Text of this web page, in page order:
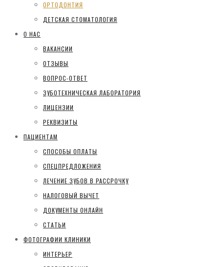
ОРТОДОНТИЯ
ДЕТСКАЯ СТОМАТОЛОГИЯ
О НАС
ВАКАНСИИ
ОТЗЫВЫ
ВОПРОС-ОТВЕТ
ЗУБОТЕХНИЧЕСКАЯ ЛАБОРАТОРИЯ
ЛИЦЕНЗИИ
РЕКВИЗИТЫ
ПАЦИЕНТАМ
СПОСОБЫ ОПЛАТЫ
СПЕЦПРЕДЛОЖЕНИЯ
ЛЕЧЕНИЕ ЗУБОВ В РАССРОЧКУ
НАЛОГОВЫЙ ВЫЧЕТ
ДОКУМЕНТЫ ОНЛАЙН
СТАТЬИ
ФОТОГРАФИИ КЛИНИКИ
ИНТЕРЬЕР